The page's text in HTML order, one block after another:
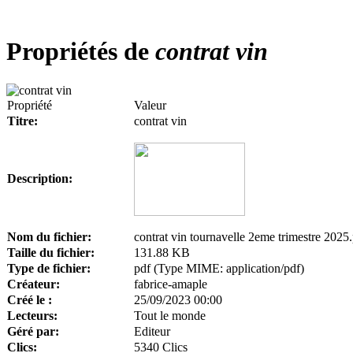
Propriétés de contrat vin
Propriété
Valeur
Titre:
contrat vin
Description:
Nom du fichier:
contrat vin tournavelle 2eme trimestre
Taille du fichier:
131.88 KB
Type de fichier:
pdf (Type MIME: application/pdf)
Créateur:
fabrice-amaple
Créé le :
25/09/2023 00:00
Lecteurs:
Tout le monde
Géré par:
Editeur
Clics:
5340 Clics